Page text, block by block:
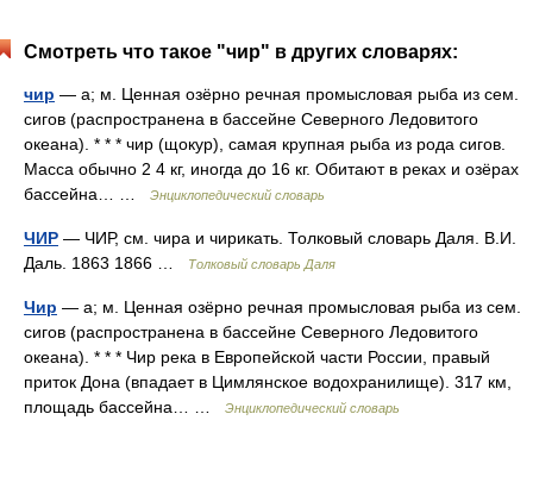
Смотреть что такое "чир" в других словарях:
чир — а; м. Ценная озёрно речная промысловая рыба из сем.
сигов (распространена в бассейне Северного Ледовитого
океана). * * * чир (щокур), самая крупная рыба из рода сигов.
Масса обычно 2 4 кг, иногда до 16 кг. Обитают в реках и озёрах
бассейна… …
Энциклопедический словарь
ЧИР — ЧИР, см. чира и чирикать. Толковый словарь Даля. В.И.
Даль. 1863 1866 …
Толковый словарь Даля
Чир — а; м. Ценная озёрно речная промысловая рыба из сем.
сигов (распространена в бассейне Северного Ледовитого
океана). * * * Чир река в Европейской части России, правый
приток Дона (впадает в Цимлянское водохранилище). 317 км,
площадь бассейна… …
Энциклопедический словарь